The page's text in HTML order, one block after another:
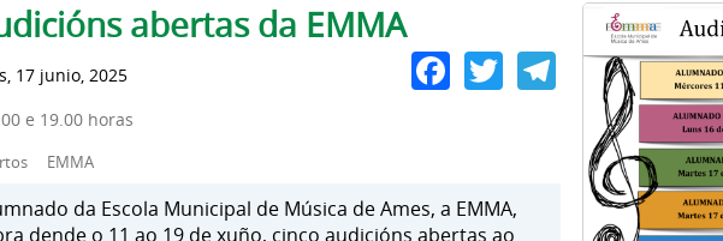
principalesabertas da EMMA
Facebook
TwitterTelegram
17 junio, 2025
e 19.00 horas
EMMA
da Escola Municipal de Música de Ames, a EMMA,
dende o 11 ao 19 de xuño, cinco audicións abertas ao